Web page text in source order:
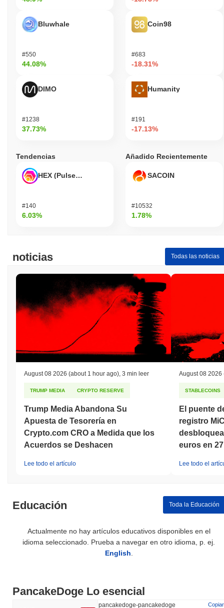
Bluwhale
#550
44.08%
DIMO
#1238
37.73%
Coin98
#683
-18.31%
Humanity
#191
-17.13%
Tendencias
HEX (Pulsechain)
#140
6.03%
Añadido Recientemente
SACOIN
#10532
1.78%
noticias Todas las noticias
August 08 2026 (about 1 hour ago) 3 min leer
TRUMP MEDIA CRYPTO RESERVE
Trump Media Abandona Su
Apuesta de Tesorería en
Crypto.com CRO a Medida que los
Acuerdos se Deshacen
Lee todo el artículo
August 08 2026
STABLECOINS
El puente
registro
euros en
Lee todo el
Educación Toda la Educación
Actualmente no hay artículos educativos disponibles en el
idioma seleccionado. Prueba a navegar en otro idioma, p. ej.
English
PancakeDoge Lo esencial
pancakedoge-pancakedoge
Copiar